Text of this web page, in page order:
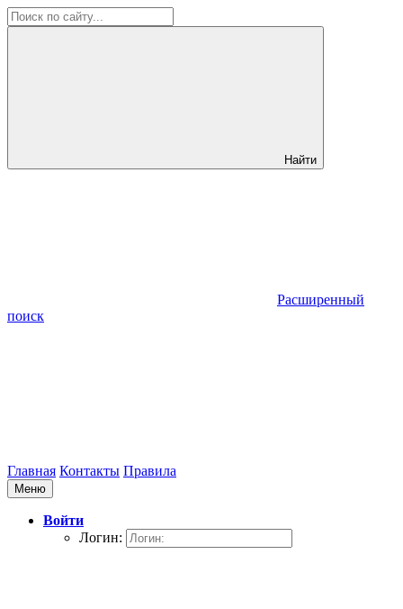
Найти
Расширенный
поиск
Главная Контакты Правила
Меню
Войти
Логин: